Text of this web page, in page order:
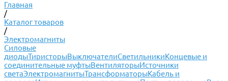
Главная
/
Каталог товаров
/
Электромагниты
Силовые
диодыТиристорыВыключателиСветильникиКонцевые и
соединительные муфтыВентиляторыИсточники
светаЭлектромагнитыТрансформаторыКабель и